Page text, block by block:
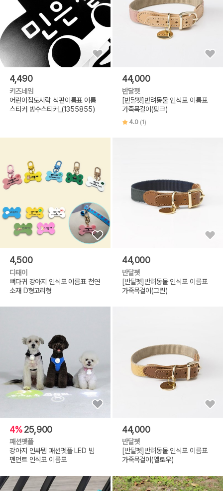
4,490
키즈네임
어린이집도시락 식판이름표 이름
스티커 방수스티커_(1355855)
44,000
반달펫
[반달펫]반려동물 인식표 이름표
가죽목걸이(핑크)
4.0 (1)
4,500
디태이
뼈다귀 강아지 인식표 이름표 천연
소재 D형고리형
44,000
반달펫
[반달펫]반려동물 인식표 이름표
가죽목걸이(그린)
4% 25,900
패션펫플
강아지 인싸템 패션펫플 LED 빔
펜던트 인식표 이름표
44,000
반달펫
[반달펫]반려동물 인식표 이름표
가죽목걸이(옐로우)